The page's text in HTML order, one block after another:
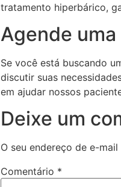
tratamento hiperbárico,
Agende
Se você está buscando
discutir suas
em ajudar nossos
Deixe um
O seu endereço de e-
Comentário *